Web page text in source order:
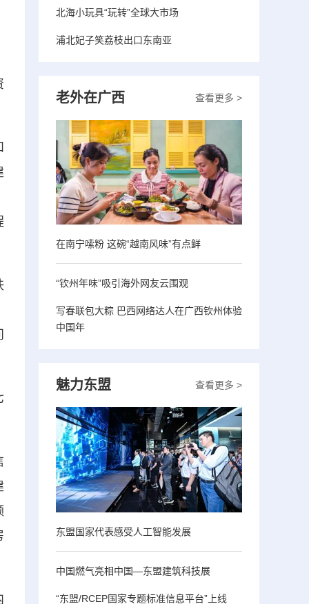
北海小玩具“玩转”全球大市场
浦北妃子笑荔枝出口东南亚
查看更多 >
老外在广西
在南宁嗦粉 这碗“越南风味”有点鲜
“钦州年味”吸引海外网友云围观
写春联包大粽 巴西网络达人在广西钦州体验
中国年
查看更多 >
魅力东盟
东盟国家代表感受人工智能发展
中国燃气亮相中国—东盟建筑科技展
“东盟/RCEP国家专题标准信息平台”上线